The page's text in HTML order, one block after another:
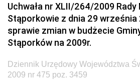
Dziennik Urzędowy Ministra
Budownictwa
Dziennik Urzędowy Ministra
Dziennik Urzędowy Ministra
Uchwała nr XLII/264/2009 Rady
Stąporkowie z dnia 29 września
sprawie zmian w budżecie
Stąporków na 2009r.
Dziennik Urzędowy Województwa
2009 nr 475 poz. 3459